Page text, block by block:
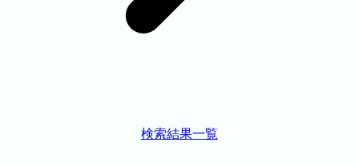
検索結果一覧